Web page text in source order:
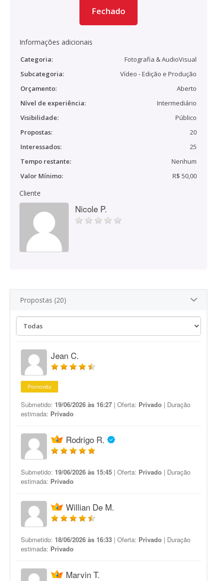
Fechado
Informações adicionais
Categoria:
Fotografia & AudioVisual
Subcategoria:
Vídeo - Edição e Produção
Orçamento:
Aberto
Nível de experiência:
Intermediário
Visibilidade:
Público
Propostas:
20
Interessados:
25
Tempo restante:
Nenhum
Valor Mínimo:
R$ 50,00
Cliente
Nicole P.
Propostas (20)
Jean C.
Promovida
Submetido: 19/06/2026 às 16:27 | Oferta: Privado | Duração
estimada: Privado
Rodrigo R.
Submetido: 19/06/2026 às 15:45 | Oferta: Privado | Duração
estimada: Privado
Willian De M.
Submetido: 18/06/2026 às 16:33 | Oferta: Privado | Duração
estimada: Privado
Marvin T.